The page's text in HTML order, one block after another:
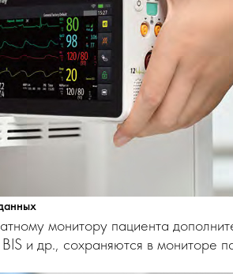
монитору пациента
BIS и др., сохраняются в